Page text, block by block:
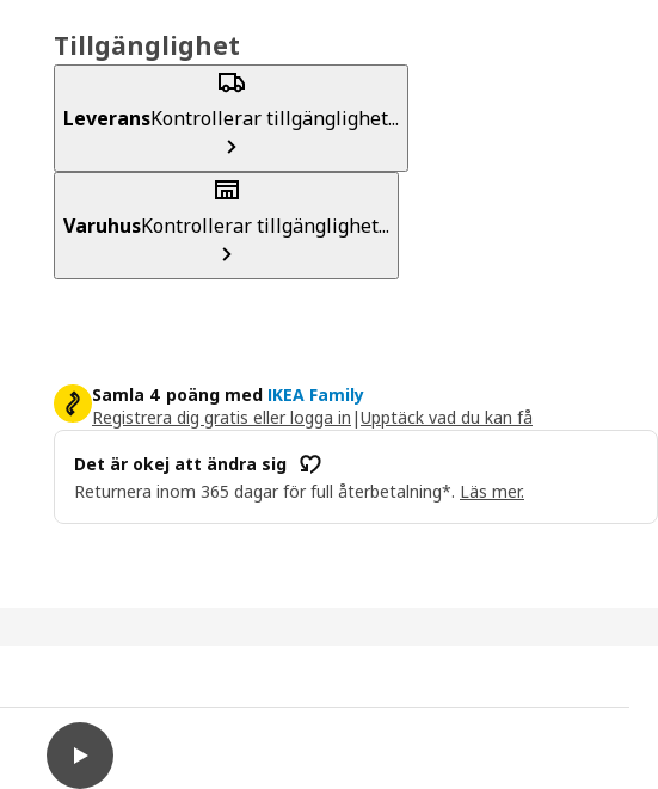
Tillgänglighet
LeveransKontrollerar tillgänglighet...
VaruhusKontrollerar tillgänglighet...
Samla 4 poäng med IKEA Family
Registrera dig gratis eller logga in |Upptäck vad du kan få
Det är okej att ändra sig
Returnera inom 365 dagar för full återbetalning*. Läs mer.
play
GREJSIMOJS Filt, mönstrad/flerfärgad, 130x170 cm